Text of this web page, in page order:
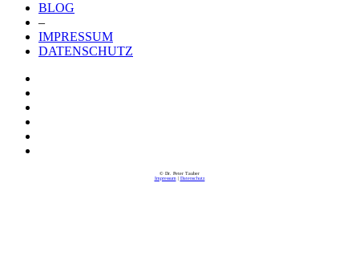
BLOG
–
IMPRESSUM
DATENSCHUTZ
© Dr. Peter Tauber
Impressum| Datenschutz